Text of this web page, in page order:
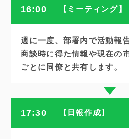
16:00 【ミーティング】
週に一度、部署内で活動報
商談時に得た情報や現在の
ごとに同僚と共有します。
17:30 【日報作成】